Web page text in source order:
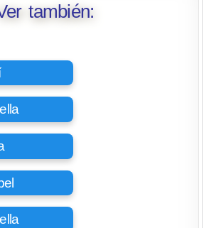
también: